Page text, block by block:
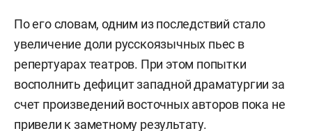
По его словам, одним из последствий стало
увеличение доли русскоязычных пьес в
репертуарах театров. При этом попытки
восполнить дефицит западной драматургии за
счет произведений восточных авторов пока не
привели к заметному результату.